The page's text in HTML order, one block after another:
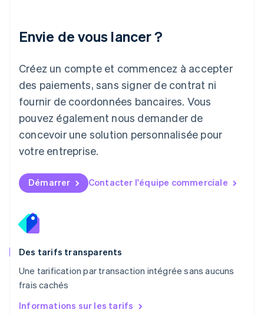
Envie de vous lancer ?
Créez un compte et commencez à accepter
des paiements, sans signer de contrat ni
fournir de coordonnées bancaires. Vous
pouvez également nous demander de
concevoir une solution personnalisée pour
votre entreprise.
Démarrer Contacter l'équipe commerciale
Des tarifs transparents
Une tarification par transaction intégrée sans aucuns
frais cachés
Informations sur les tarifs
Deutsch English
Luxembourg
FrançaisDeutsch English
Malaisie
English 简体中文
Malte
English
EspañolEnglish
English
Nouvelle-Zélande
Pays-Bas
Nederlands
English
PortuguêsEnglish
R.A.S. de Hong Kong, Chine
English